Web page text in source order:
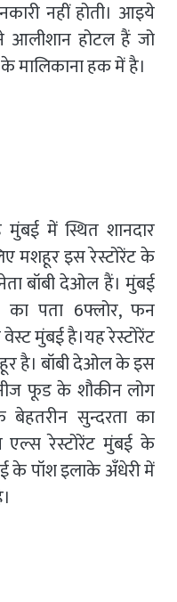
नहीं होती। आइये
होटल हैं जो
मालिकाना हक में है।
में स्थित शानदार
मशहूर इस रेस्टोरेंट के
बॉबी देओल हैं। मुंबई
का पता 6फ्लोर, फन
मुंबई है।यह रेस्टोरेंट
है। बॉबी देओल के इस
फूड के शौकीन लोग
सुन्दरता का
रेस्टोरेंट मुंबई के
के पॉश इलाके अँधेरी में